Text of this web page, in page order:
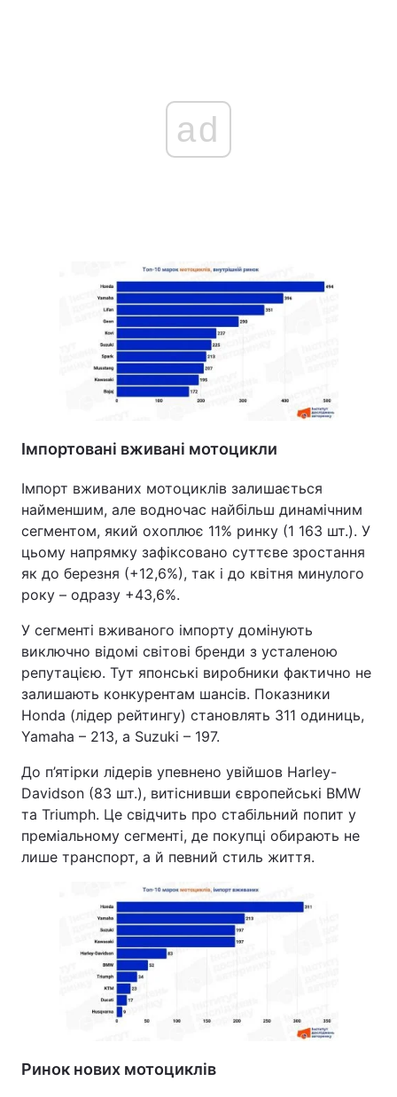
ad
Імпортовані вживані мотоцикли
Імпорт вживаних мотоциклів залишається
найменшим, але водночас найбільш динамічним
сегментом, який охоплює 11% ринку (1 163 шт.). У
цьому напрямку зафіксовано суттєве зростання
як до березня (+12,6%), так і до квітня минулого
року – одразу +43,6%.
У сегменті вживаного імпорту домінують
виключно відомі світові бренди з усталеною
репутацією. Тут японські виробники фактично не
залишають конкурентам шансів. Показники
Honda (лідер рейтингу) становлять 311 одиниць,
Yamaha – 213, а Suzuki – 197.
До п’ятірки лідерів упевнено увійшов Harley-
Davidson (83 шт.), витіснивши європейські BMW
та Triumph. Це свідчить про стабільний попит у
преміальному сегменті, де покупці обирають не
лише транспорт, а й певний стиль життя.
Ринок нових мотоциклів